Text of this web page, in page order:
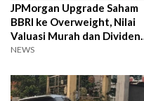
JPMorgan Upgrade Saham
BBRI ke Overweight, Nilai
Valuasi Murah dan Dividen
Tetap Menarik
NEWS